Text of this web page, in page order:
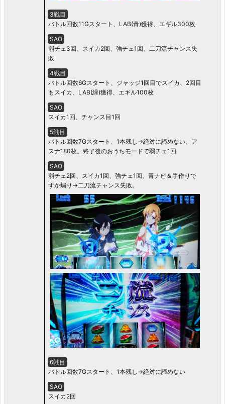
3戦目
バトル回数11Gスタート、LAB(青)獲得、エギル300枚
SAO
弱チェ3回、スイカ2回、強チェ1回、二刀流チャンス失
敗
4戦目
バトル回数6Gスタート、ジャッジ1回目でスイカ、2回目
もスイカ、LAB(緑)獲得、エギル100枚
SAO
スイカ1回、チャンス目1回
5戦目
バトル回数7Gスタート、1本残し→絶対に諦めない、ア
スナ180枚。終了後のおうちモードで弱チェ1回
SAO
弱チェ2回、スイカ1回、強チェ1回、青ナビ＆手作りで
すか煽り→二刀流チャンス失敗。
6戦目
バトル回数7Gスタート、1本残し→絶対に諦めない
SAO
スイカ2回